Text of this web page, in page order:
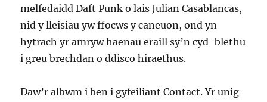
melfedaidd Daft Punk o lais Julian Casablancas,
nid y lleisiau yw ffocws y caneuon, ond yn
hytrach yr amryw haenau eraill sy’n cyd-blethu
i greu brechdan o ddisco hiraethus.
Daw’r albwm i ben i gyfeiliant Contact. Yr unig